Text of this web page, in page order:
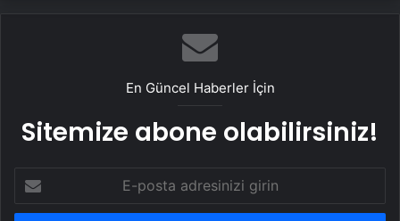
En Güncel Haberler İçin
Sitemize abone olabilirsiniz!
posta
adresinizi